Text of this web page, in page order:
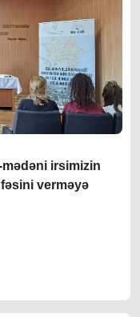
mədəni irsimizin
verməyə